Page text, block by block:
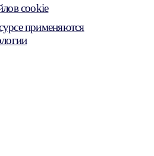
cookie
применяются